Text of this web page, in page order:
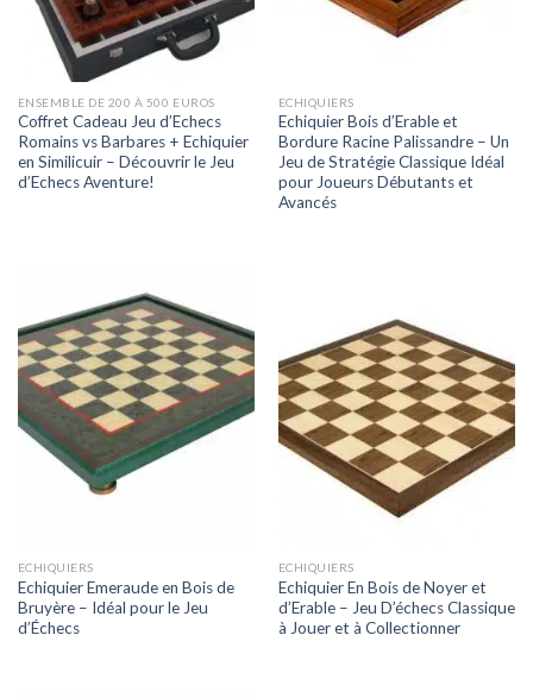
ENSEMBLE DE 200 À 500 EUROS
Coffret Cadeau Jeu d’Echecs
Romains vs Barbares + Echiquier
en Similicuir – Découvrir le Jeu
d’Echecs Aventure!
ECHIQUIERS
Echiquier Bois d’Erable et
Bordure Racine Palissandre – Un
Jeu de Stratégie Classique Idéal
pour Joueurs Débutants et
Avancés
ECHIQUIERS
Echiquier Emeraude en Bois de
Bruyère – Idéal pour le Jeu
d’Échecs
ECHIQUIERS
Echiquier En Bois de Noyer et
d’Erable – Jeu D’échecs Classique
à Jouer et à Collectionner